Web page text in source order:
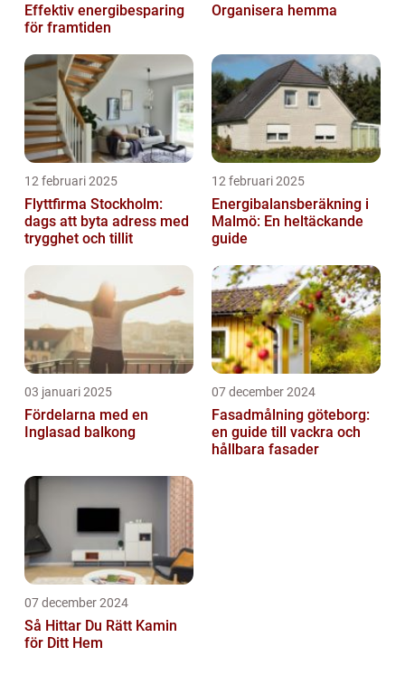
Effektiv energibesparing
för framtiden
Organisera hemma
12 februari 2025
Flyttfirma Stockholm:
dags att byta adress med
trygghet och tillit
12 februari 2025
Energibalansberäkning i
Malmö: En heltäckande
guide
03 januari 2025
Fördelarna med en
Inglasad balkong
07 december 2024
Fasadmålning göteborg:
en guide till vackra och
hållbara fasader
07 december 2024
Så Hittar Du Rätt Kamin
för Ditt Hem